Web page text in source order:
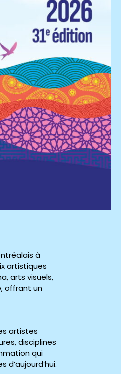
à
artistiques
arts visuels,
offrant un
artistes
disciplines
qui